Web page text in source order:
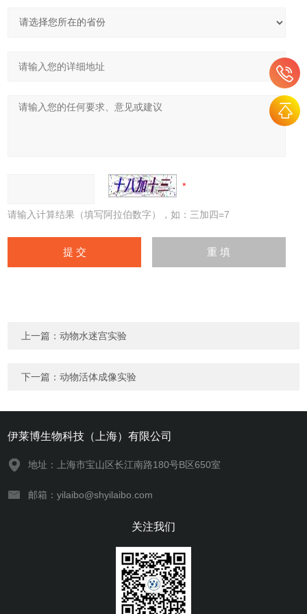
请输入计算结果（填写阿拉伯数字），如：三加四=7
上一篇：动物水迷宫实验
下一篇：动物活体成像实验
伊莱博生物科技（上海）有限公司
地址：上海市宝山区长江南路180号B区650室
邮箱：yilaibo@shyilaibo.com
关注我们